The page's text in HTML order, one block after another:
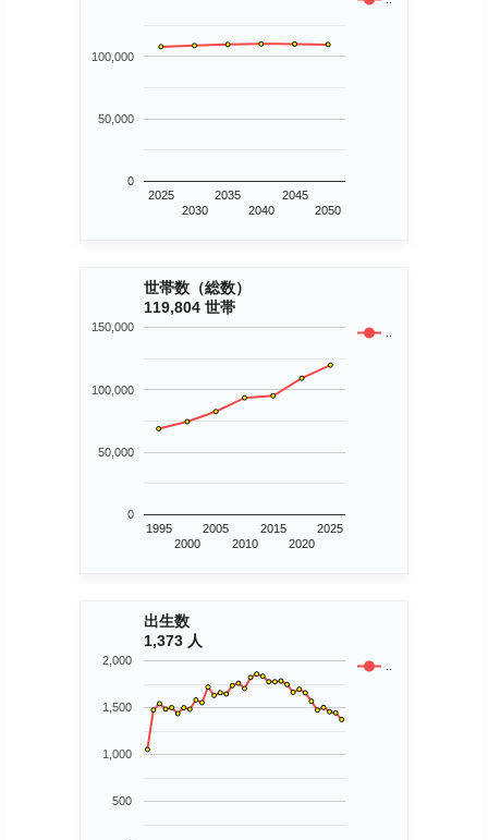
2025
2030
2035
2040
2045
2050
0
50,000
100,000
世帯数（総数）
119,804 世帯
..
1995
2000
2005
2010
2015
2020
2025
0
50,000
100,000
150,000
出生数
1,373 人
..
500
1,000
1,500
2,000